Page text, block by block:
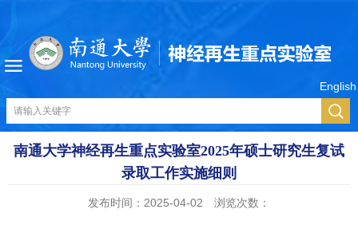
English
南通大学神经再生重点实验室2025年硕士研究生复试
录取工作实施细则
发布时间：2025-04-02 浏览次数：